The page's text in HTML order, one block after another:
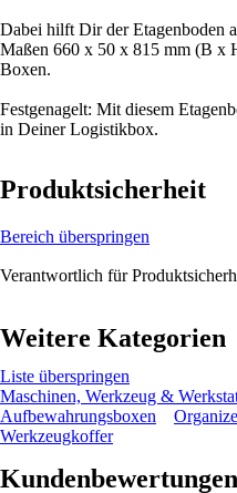
Dabei hilft Dir der Etagenboden
Maßen 660 x 50 x 815 mm (B x
Boxen.
Festgenagelt: Mit diesem
in Deiner Logistikbox.
Produktsicherheit
Bereich überspringen
Verantwortlich für
Weitere Kategorien
Liste überspringen
Maschinen, Werkzeug &
Aufbewahrungsboxen
Werkzeugkoffer
Kundenbewertungen